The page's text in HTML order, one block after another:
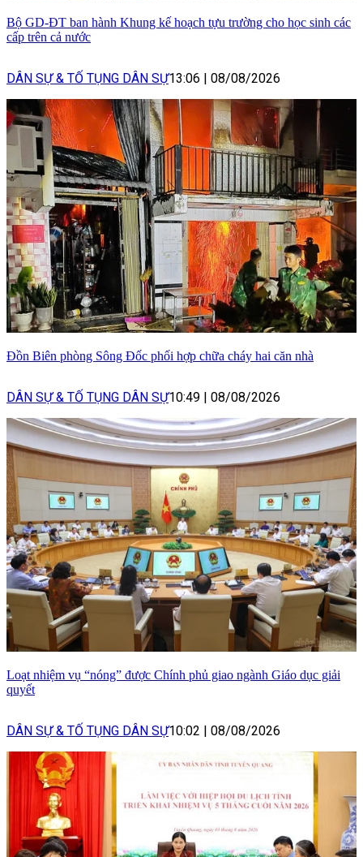
Bộ GD-ĐT ban hành Khung kế hoạch tựu trường cho học sinh các
cấp trên cả nước
DÂN SỰ & TỐ TỤNG DÂN SỰ13:06 08/08/2026
Đồn Biên phòng Sông Đốc phối hợp chữa cháy hai căn nhà
DÂN SỰ & TỐ TỤNG DÂN SỰ10:49 08/08/2026
Loạt nhiệm vụ “nóng” được Chính phủ giao ngành Giáo dục giải
quyết
DÂN SỰ & TỐ TỤNG DÂN SỰ10:02 08/08/2026